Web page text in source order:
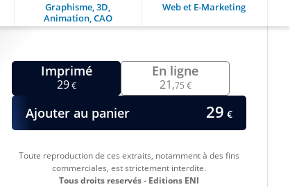
Graphisme, 3D,
Animation, CAO
Web et E-Marketing
Imprimé
29€
En ligne
21,75 €
Ajouter au panier 29 €
Toute reproduction de ces extraits, notamment à des fins
commerciales, est strictement interdite.
Tous droits reservés - Editions ENI